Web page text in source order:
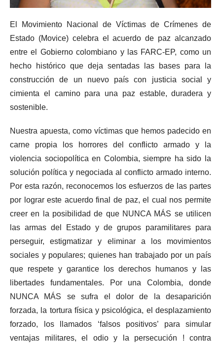
El Movimiento Nacional de Víctimas de Crímenes de
Estado (Movice) celebra el acuerdo de paz alcanzado
entre el Gobierno colombiano y las FARC-EP, como un
hecho histórico que deja sentadas las bases para la
construcción de un nuevo país con justicia social y
cimienta el camino para una paz estable, duradera y
sostenible.
Nuestra apuesta, como víctimas que hemos padecido en
carne propia los horrores del conflicto armado y la
violencia sociopolítica en Colombia, siempre ha sido la
solución política y negociada al conflicto armado interno.
Por esta razón, reconocemos los esfuerzos de las partes
por lograr este acuerdo final de paz, el cual nos permite
creer en la posibilidad de que NUNCA MÁS se utilicen
las armas del Estado y de grupos paramilitares para
perseguir, estigmatizar y eliminar a los movimientos
sociales y populares; quienes han trabajado por un país
que respete y garantice los derechos humanos y las
libertades fundamentales. Por una Colombia, donde
NUNCA MÁS se sufra el dolor de la desaparición
forzada, la tortura física y psicológica, el desplazamiento
forzado, los llamados ‘falsos positivos’ para simular
ventajas militares, el odio y la persecución ! contra